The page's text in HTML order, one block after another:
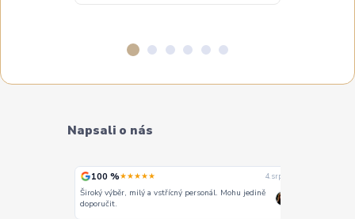
Napsali o nás
100 %★★★★★ 4. srpna
Široký výběr, milý a vstřícný personál. Mohu jedině
doporučit.